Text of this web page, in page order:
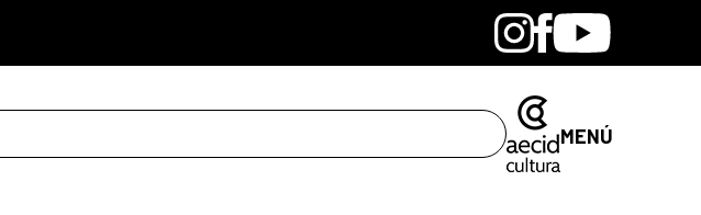
BandcampInstagram
Facebook
Youtube
MENÚ